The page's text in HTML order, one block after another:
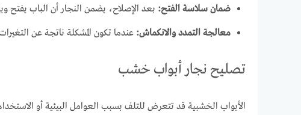
ضمان سلاسة الفتح: بعد الإصلاح، يضمن النجار أن الباب
معالجة التمدد والانكماش: عندما تكون المشكلة ناتجة عن
تصليح نجار أبواب خشب
الأبواب الخشبية قد تتعرض للتلف بسبب العوامل البيئية أو